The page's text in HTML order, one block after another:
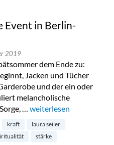
Event in Berlin-
2019
dem Ende zu:
Jacken und Tücher
und der ein oder
melancholische
… „Spiritual Sunday Live
weiterlesen
kraft
laura seiler
stärke